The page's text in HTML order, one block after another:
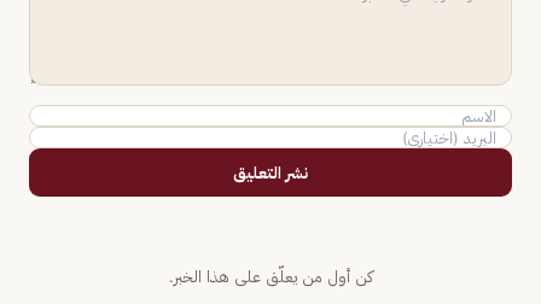
نشر التعليق
كن أول من يعلّق على هذا الخبر.